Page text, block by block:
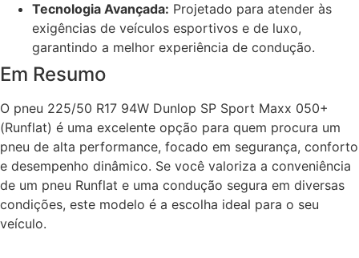
Tecnologia Avançada: Projetado para atender às
exigências de veículos esportivos e de luxo,
garantindo a melhor experiência de condução.
Em Resumo
O pneu 225/50 R17 94W Dunlop SP Sport Maxx 050+
(Runflat) é uma excelente opção para quem procura um
pneu de alta performance, focado em segurança, conforto
e desempenho dinâmico. Se você valoriza a conveniência
de um pneu Runflat e uma condução segura em diversas
condições, este modelo é a escolha ideal para o seu
veículo.